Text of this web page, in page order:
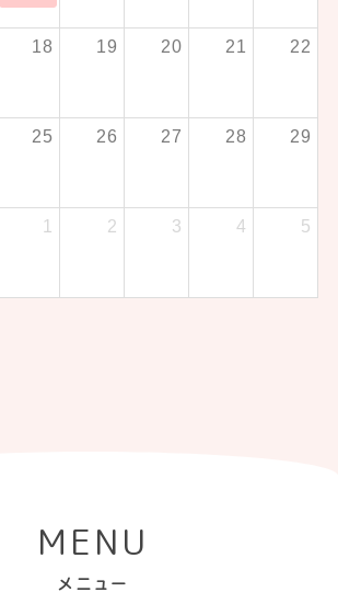
18 19 20 21 22
25 26 27 28 29
1 2 3 4 5
MENU
メニュー